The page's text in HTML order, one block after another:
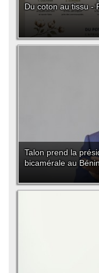
Du coton au tissu -
Talon prend la
bicamérale au